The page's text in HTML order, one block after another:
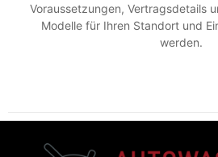
Voraussetzungen, Vertragsdetails
Modelle für Ihren Standort und
werden.